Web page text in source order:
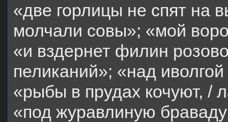
«две горлицы не спят на
молчали совы»; «мой
«и вздернет филин
пеликаний»; «над
«рыбы в прудах кочуют, /
«под журавлиную